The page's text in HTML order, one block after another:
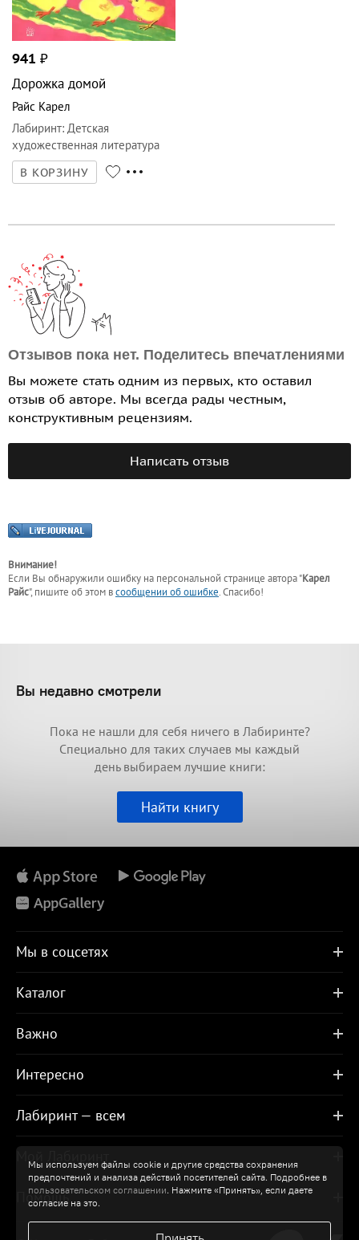
941 ₽
Дорожка домой
Райс Карел
Лабиринт: Детская
художественная литература
В КОРЗИНУ
Отзывов пока нет. Поделитесь впечатлениями
Вы можете стать одним из первых, кто оставил
отзыв об авторе. Мы всегда рады честным,
конструктивным рецензиям.
Написать отзыв
Внимание!
Если Вы обнаружили ошибку на персональной странице автора "Карел
Райс", пишите об этом всообщении об ошибке. Спасибо!
Мы используем файлы cookie и другие средства сохранения
предпочтений и анализа действий посетителей сайта. Подробнее в
пользовательском соглашении. Нажмите «Принять», если даете
согласие на это.
Вы недавно смотрели
Пока не нашли для себя ничего в Лабиринте?
Специально для таких случаев мы каждый
день выбираем лучшие книги:
Найти книгу
Мы в соцсетях
Каталог
Важно
Интересно
Лабиринт — всем
Помощь